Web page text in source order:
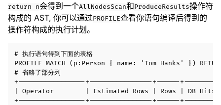
return n会得到一个AllNodesScan和ProduceResults操作符
构成的 AST, 你可以通过PROFILE查看你语句编译后得到的
操作符构成的执行计划。
# 执行语句得到下面的表格
PROFILE MATCH (p:Person { name: 'Tom Hanks' })
# 省略了部分列
+-----------------+----------------+------
| Operator        | Estimated Rows | Rows | DB Hits
+-----------------+----------------+------